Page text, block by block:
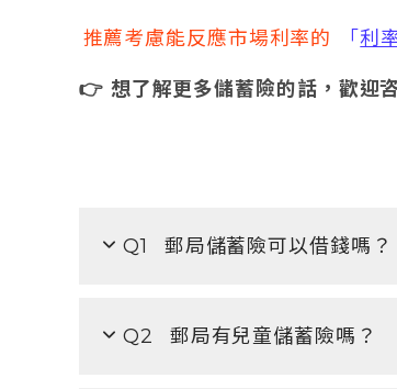
推薦考慮能反應市場利率的 「利
👉 想了解更多儲蓄險的話，歡迎
Q1 郵局儲蓄險可以借錢嗎？
Q2 郵局有兒童儲蓄險嗎？